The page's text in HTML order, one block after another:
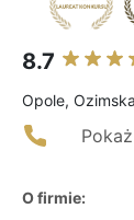
8.7
Opole,
O firmie: